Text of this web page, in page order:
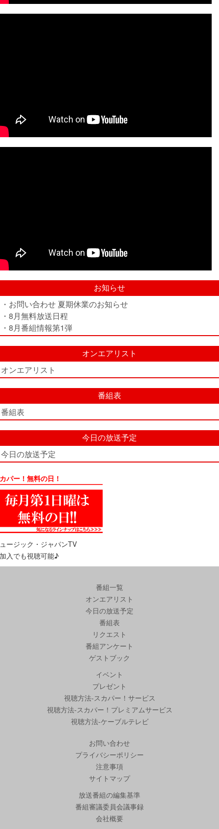
お知らせ
・お問い合わせ 夏期休業のお知らせ
・8月無料放送日程
・8月番組情報第1弾
オンエアリスト
オンエアリスト
番組表
番組表
今日の放送予定
今日の放送予定
パー！無料の日！
ージック・ジャパンTV
入でも視聴可能♪
番組一覧
オンエアリスト
今日の放送予定
番組表
リクエスト
番組アンケート
ゲストブック
イベント
プレゼント
視聴方法-スカパー！サービス
視聴方法-スカパー！プレミアムサービス
視聴方法-ケーブルテレビ
お問い合わせ
プライバシーポリシー
注意事項
サイトマップ
放送番組の編集基準
番組審議委員会議事録
会社概要